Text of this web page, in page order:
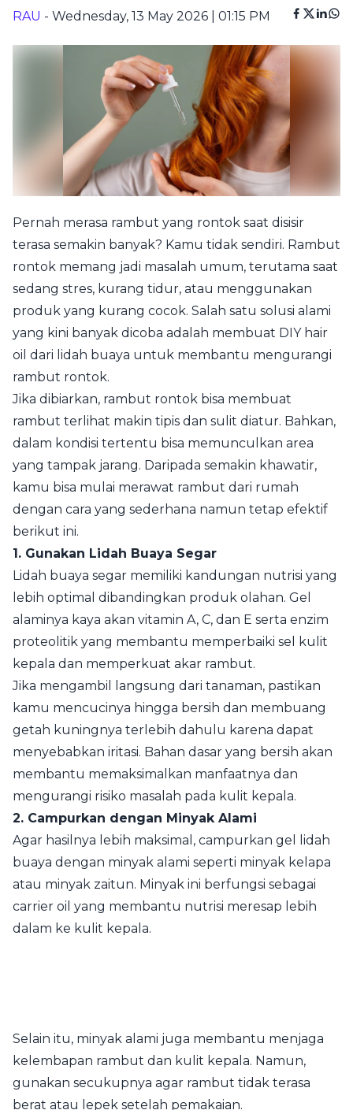
RAU - Wednesday, 13 May 2026 | 01:15 PM
Pernah merasa rambut yang rontok saat disisir
terasa semakin banyak? Kamu tidak sendiri. Rambut
rontok memang jadi masalah umum, terutama saat
sedang stres, kurang tidur, atau menggunakan
produk yang kurang cocok. Salah satu solusi alami
yang kini banyak dicoba adalah membuat DIY hair
oil dari lidah buaya untuk membantu mengurangi
rambut rontok.
Jika dibiarkan, rambut rontok bisa membuat
rambut terlihat makin tipis dan sulit diatur. Bahkan,
dalam kondisi tertentu bisa memunculkan area
yang tampak jarang. Daripada semakin khawatir,
kamu bisa mulai merawat rambut dari rumah
dengan cara yang sederhana namun tetap efektif
berikut ini.
1. Gunakan Lidah Buaya Segar
Lidah buaya segar memiliki kandungan nutrisi yang
lebih optimal dibandingkan produk olahan. Gel
alaminya kaya akan vitamin A, C, dan E serta enzim
proteolitik yang membantu memperbaiki sel kulit
kepala dan memperkuat akar rambut.
Jika mengambil langsung dari tanaman, pastikan
kamu mencucinya hingga bersih dan membuang
getah kuningnya terlebih dahulu karena dapat
menyebabkan iritasi. Bahan dasar yang bersih akan
membantu memaksimalkan manfaatnya dan
mengurangi risiko masalah pada kulit kepala.
2. Campurkan dengan Minyak Alami
Agar hasilnya lebih maksimal, campurkan gel lidah
buaya dengan minyak alami seperti minyak kelapa
atau minyak zaitun. Minyak ini berfungsi sebagai
carrier oil yang membantu nutrisi meresap lebih
dalam ke kulit kepala.
Selain itu, minyak alami juga membantu menjaga
kelembapan rambut dan kulit kepala. Namun,
gunakan secukupnya agar rambut tidak terasa
berat atau lepek setelah pemakaian.